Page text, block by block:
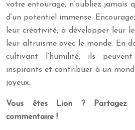
votre entourage, n’oubliez jamais
d’un potentiel immense.
leur créativité, à développer leur
leur altruisme avec le monde. En
cultivant l’humilité, ils
inspirants et contribuer à un
joyeux.
Vous êtes Lion ? Partagez
commentaire !